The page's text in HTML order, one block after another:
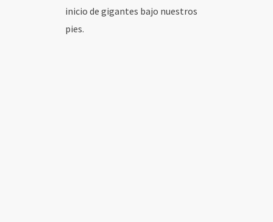
inicio de gigantes bajo nuestros
pies.